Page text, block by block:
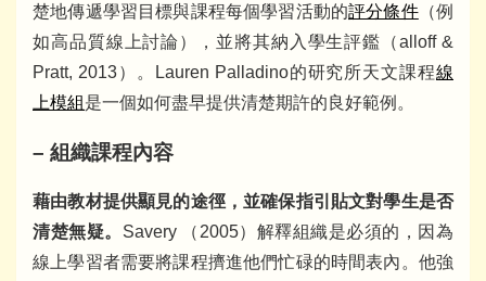
楚地傳遞學習目標與課程每個學習活動的評分條件（例
如高品質線上討論），並將其納入學生評鑑（alloff &
Pratt, 2013）。Lauren Palladino的研究所天文課程線
上模組是一個如何盡早提供清楚期許的良好範例。
– 組織課程內容
藉由教材提供顯見的途徑，並確保指引貼文對學生是否
清楚無疑。 Savery （2005）解釋組織是必須的，因為
線上學習者需要將課程擠進他們忙碌的時間表內。他強